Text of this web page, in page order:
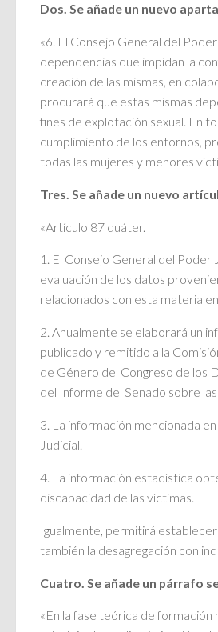
Dos. Se añade un nuevo
«6. El Consejo General del
dependencias que impidan la
creación de las mismas, en
procurará que estas mismas
fines de explotación sexual. En
cumplimiento de los entornos,
todas las mujeres y menores
Tres. Se añade un nuevo
«Artículo 87 quáter.
1. El Consejo General del
evaluación de los datos
relacionados con esta materia
2. Anualmente se elaborará un
publicado y remitido a la
de Género del Congreso de los
del Informe del Senado sobre
3. La información mencionada
Judicial.
4. La información estadística
discapacidad de las víctimas.
Igualmente, permitirá
también la desagregación con
Cuatro. Se añade un párrafo
«En la fase teórica de